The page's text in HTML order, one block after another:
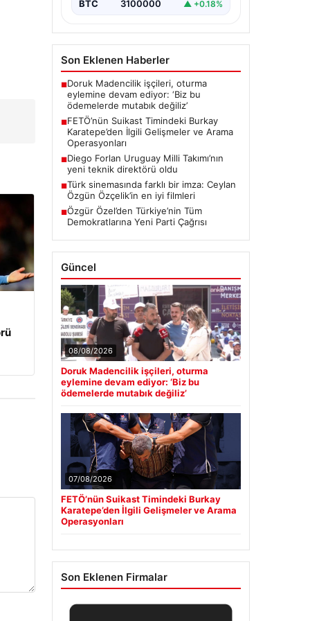
BTC 3100000 ▲ +0.18%
Son Eklenen Haberler
■Doruk Madencilik işçileri, oturma
eylemine devam ediyor: ‘Biz bu
ödemelerde mutabık değiliz’
■FETÖ’nün Suikast Timindeki Burkay
Karatepe’den İlgili Gelişmeler ve Arama
Operasyonları
■Diego Forlan Uruguay Milli Takımı’nın
yeni teknik direktörü oldu
■Türk sinemasında farklı bir imza: Ceylan
Özgün Özçelik’in en iyi filmleri
■Özgür Özel’den Türkiye’nin Tüm
Demokratlarına Yeni Parti Çağrısı
Güncel
08/08/2026
Doruk Madencilik işçileri, oturma
eylemine devam ediyor: ‘Biz bu
ödemelerde mutabık değiliz’
07/08/2026
FETÖ’nün Suikast Timindeki Burkay
Karatepe’den İlgili Gelişmeler ve Arama
Operasyonları
Son Eklenen Firmalar